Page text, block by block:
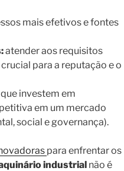
mais efetivos e fontes
atender aos requisitos
para a reputação e o
investem em
em um mercado
social e governança).
para enfrentar os
industrial não é